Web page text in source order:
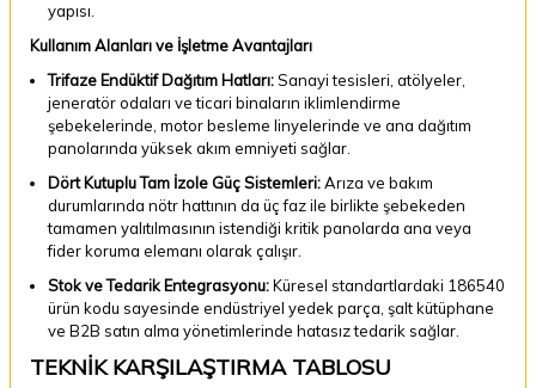
yapısı.
Kullanım Alanları ve İşletme Avantajları
Trifaze Endüktif Dağıtım Hatları:Sanayi tesisleri, atölyeler,
jeneratör odaları ve ticari binaların iklimlendirme
şebekelerinde, motor besleme linyelerinde ve ana dağıtım
panolarında yüksek akım emniyeti sağlar.
Dört Kutuplu Tam İzole Güç Sistemleri:Arıza ve bakım
durumlarında nötr hattının da üç faz ile birlikte şebekeden
tamamen yalıtılmasının istendiği kritik panolarda ana veya
fider koruma elemanı olarak çalışır.
Stok ve Tedarik Entegrasyonu:Küresel standartlardaki 186540
ürün kodu sayesinde endüstriyel yedek parça, şalt kütüphane
ve B2B satın alma yönetimlerinde hatasız tedarik sağlar.
TEKNİK KARŞILAŞTIRMA TABLOSU